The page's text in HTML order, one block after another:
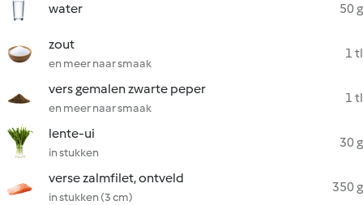
water 50 g
zout
en meer naar smaak
1 tl
vers gemalen zwarte peper
en meer naar smaak
1 tl
lente-ui
in stukken
30 g
verse zalmfilet, ontveld
in stukken (3 cm)
350 g